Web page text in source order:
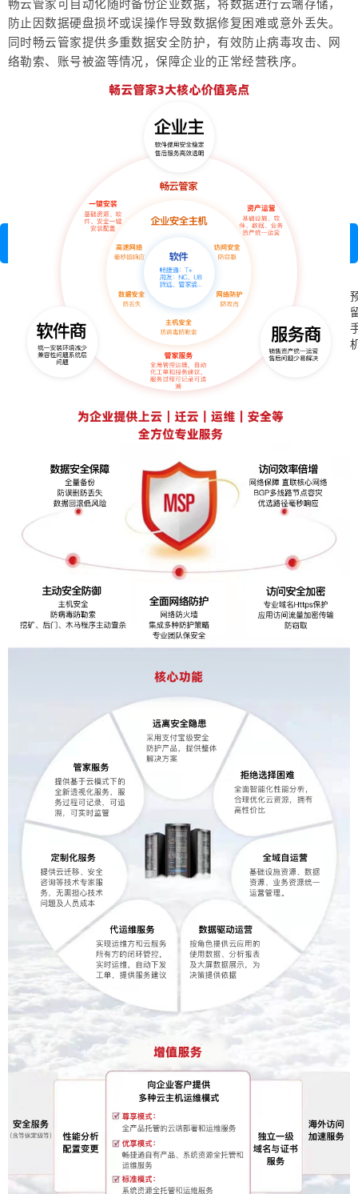
畅云管家可自动化随时备份企业数据，将数据进行云端存储，
防止因数据硬盘损坏或误操作导致数据修复困难或意外丢失。
同时畅云管家提供多重数据安全防护，有效防止病毒攻击、网
络勒索、账号被盗等情况，保障企业的正常经营秩序。